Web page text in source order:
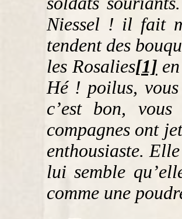
Niessel ! il fait
tendent des
les Rosalies[1]
Hé ! poilus,
c’est bon,
compagnes ont
enthousiaste.
lui semble
comme une